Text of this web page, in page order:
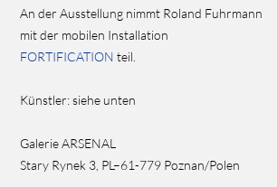
An der Ausstellung nimmt Roland Fuhrmann
mit der mobilen Installation
FORTIFICATION teil.
Künstler:siehe unten
Galerie ARSENAL
Stary Rynek 3, PL–61-779 Poznan/Polen